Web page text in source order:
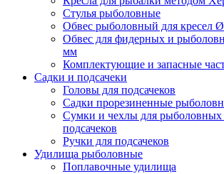
Стулья рыболовные
Обвес рыболовный для кресел
Обвес для фидерных и
мм
Комплектующие и запасные
Садки и подсачеки
Головы для подсачеков
Садки прорезиненные
Сумки и чехлы для рыболовных
подсачеков
Ручки для подсачеков
Удилища рыболовные
Поплавочные удилища